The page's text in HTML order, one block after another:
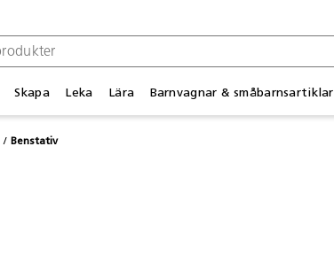
Skapa Leka Lära Barnvagnar & småbarnsartiklar
Benstativ